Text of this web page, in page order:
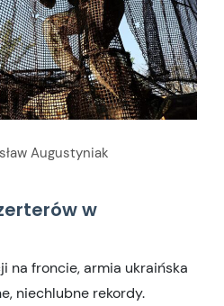
Augustyniak
w
na froncie, armia ukraińska
niechlubne rekordy.